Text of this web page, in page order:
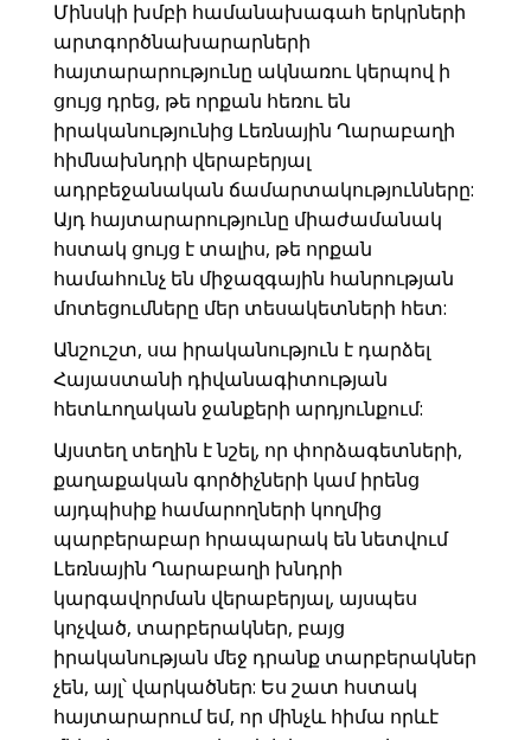
Մինսկի խմբի համանախագահ երկրների
արտգործնախարարների
հայտարարությունը ակնառու կերպով ի
ցույց դրեց, թե որքան հեռու են
իրականությունից Լեռնային Ղարաբաղի
հիմնախնդրի վերաբերյալ
ադրբեջանական ճամարտակությունները:
Այդ հայտարարությունը միաժամանակ
հստակ ցույց է տալիս, թե որքան
համահունչ են միջազգային հանրության
մոտեցումները մեր տեսակետների հետ:
Անշուշտ, սա իրականություն է դարձել
Հայաստանի դիվանագիտության
հետևողական ջանքերի արդյունքում:
Այստեղ տեղին է նշել, որ փորձագետների,
քաղաքական գործիչների կամ իրենց
այդպիսիք համարողների կողմից
պարբերաբար հրապարակ են նետվում
Լեռնային Ղարաբաղի խնդրի
կարգավորման վերաբերյալ, այսպես
կոչված, տարբերակներ, բայց
իրականության մեջ դրանք տարբերակներ
չեն, այլ՝ վարկածներ: Ես շատ հստակ
հայտարարում եմ, որ մինչև հիմա որևէ